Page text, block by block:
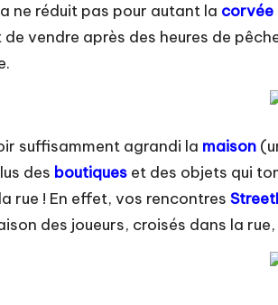
ne réduit pas pour autant la
vendre après des heures de
suffisamment agrandi la maison
des boutiques et des objets qui
rue ! En effet, vos rencontres
des joueurs, croisés dans la